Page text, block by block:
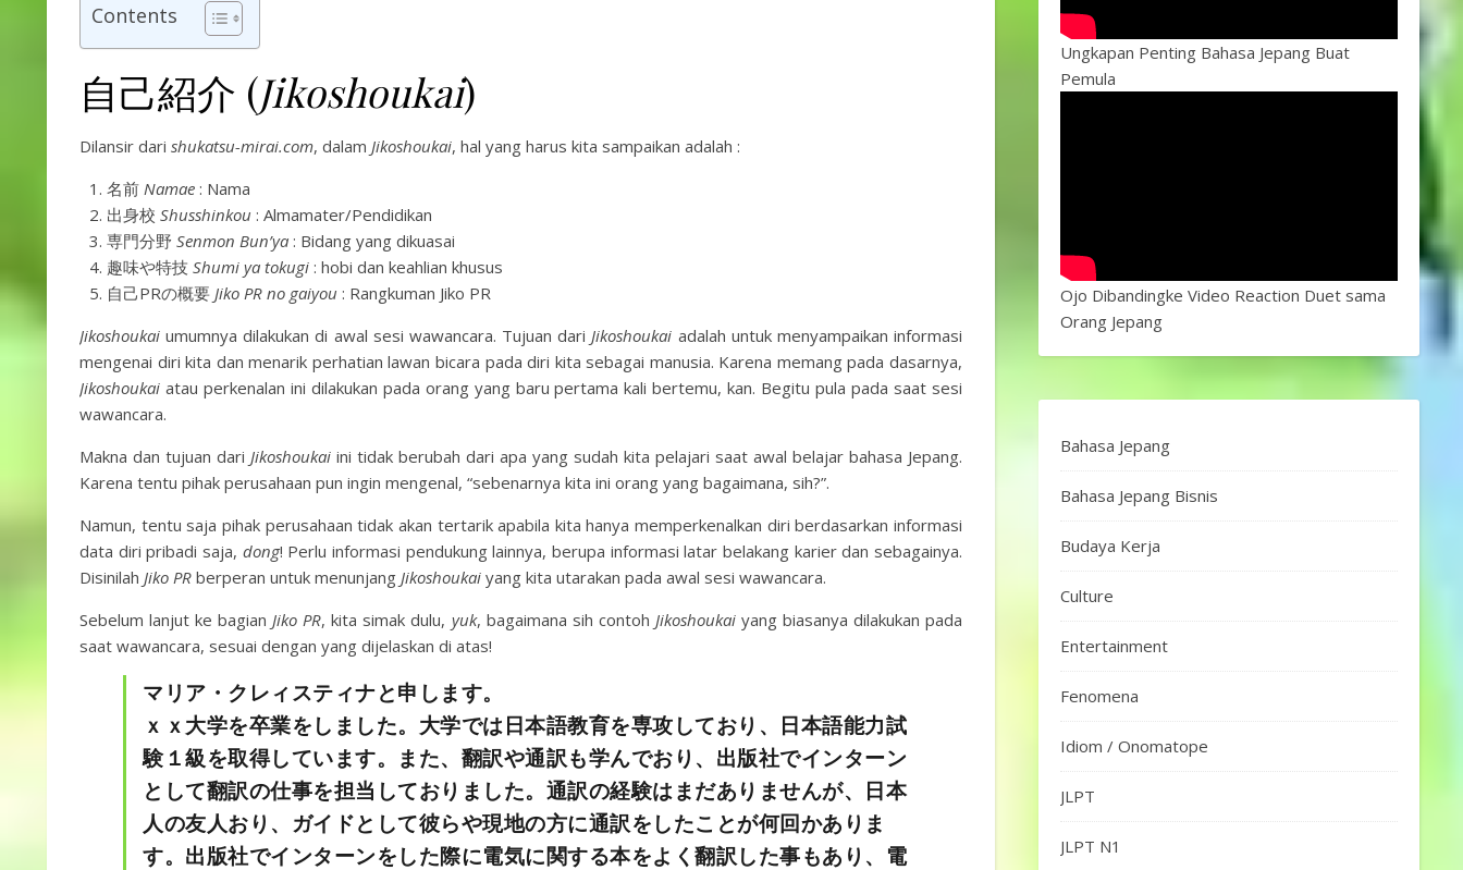
Contents
自己紹介 (Jikoshoukai)
Dilansir dari shukatsu-mirai.com, dalam Jikoshoukai, hal yang harus kita sampaikan adalah :
名前 Namae : Nama
出身校 Shusshinkou : Almamater/Pendidikan
専門分野 Senmon Bun’ya : Bidang yang dikuasai
趣味や特技 Shumi ya tokugi : hobi dan keahlian khusus
自己PRの概要 Jiko PR no gaiyou : Rangkuman Jiko PR
Jikoshoukai umumnya dilakukan di awal sesi wawancara. Tujuan dariJikoshoukai adalah untuk menyampaikan informasi
mengenai diri kita dan menarik perhatian lawan bicara pada diri kita sebagai manusia. Karena memang pada dasarnya,
Jikoshoukai atau perkenalan ini dilakukan pada orang yang baru pertama kali bertemu, kan. Begitu pula pada saat sesi
wawancara.
Makna dan tujuan dari Jikoshoukai ini tidak berubah dari apa yang sudah kita pelajari saat awal belajar bahasa Jepang.
Karena tentu pihak perusahaan pun ingin mengenal, “sebenarnya kita ini orang yang bagaimana, sih?”.
Namun, tentu saja pihak perusahaan tidak akan tertarik apabila kita hanya memperkenalkan diri berdasarkan informasi
data diri pribadi saja, dong! Perlu informasi pendukung lainnya, berupa informasi latar belakang karier dan sebagainya.
Disinilah Jiko PR berperan untuk menunjang Jikoshoukai yang kita utarakan pada awal sesi wawancara.
Sebelum lanjut ke bagianJiko PR, kita simak dulu, yuk, bagaimana sih contoh Jikoshoukaiyang biasanya dilakukan pada
saat wawancara, sesuai dengan yang dijelaskan di atas!
マリア・クレィスティナと申します。
ｘｘ大学を卒業をしました。大学では日本語教育を専攻しており、日本語能力試
験１級を取得しています。また、翻訳や通訳も学んでおり、出版社でインターン
として翻訳の仕事を担当しておりました。通訳の経験はまだありませんが、日本
人の友人おり、ガイドとして彼らや現地の方に通訳をしたことが何回かありま
す。出版社でインターンをした際に電気に関する本をよく翻訳した事もあり、電
Ungkapan Penting Bahasa Jepang Buat
Pemula
Ojo Dibandingke Video Reaction Duet sama
Orang Jepang
Bahasa Jepang
Bahasa Jepang Bisnis
Budaya Kerja
Culture
Entertainment
Fenomena
Idiom / Onomatope
JLPT
JLPT N1